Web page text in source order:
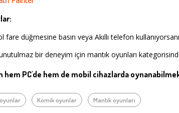
fare düğmesine basın veya Akıllı telefon
bir deneyim için mantık oyunları
hem PC'de hem de mobil cihazlarda
Komik oyunlar Mantık oyunları